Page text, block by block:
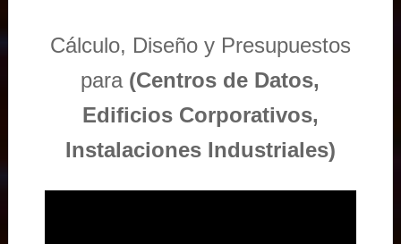
Cálculo, Diseño y Presupuestos
para (Centros de Datos,
Edificios Corporativos,
Instalaciones Industriales)